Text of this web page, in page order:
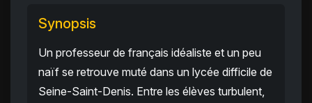
Synopsis
Un professeur de français idéaliste et un peu
naïf se retrouve muté dans un lycée difficile de
Seine-Saint-Denis. Entre les élèves turbulent,